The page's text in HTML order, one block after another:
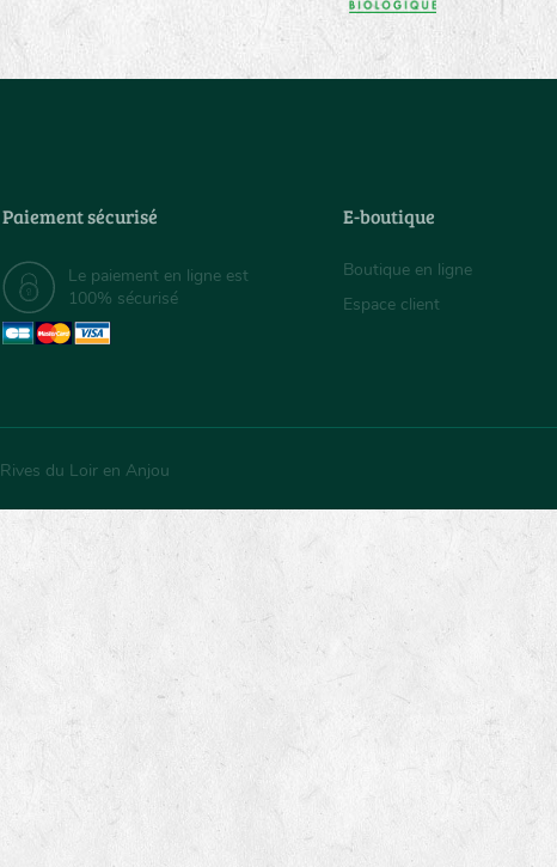
Paiement sécurisé
Le paiement en ligne est
100% sécurisé
E-boutique
Boutique en ligne
Espace client
Rives du Loir en Anjou